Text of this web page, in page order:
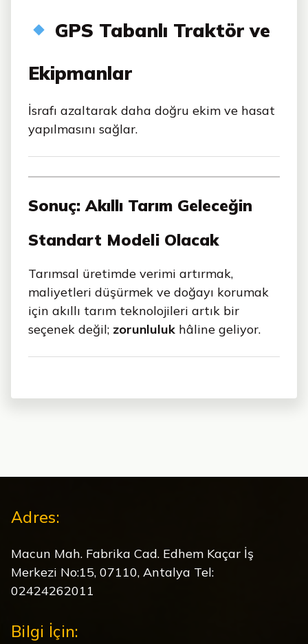
GPS Tabanlı Traktör ve
Ekipmanlar
İsrafı azaltarak daha doğru ekim ve hasat
yapılmasını sağlar.
Sonuç: Akıllı Tarım Geleceğin
Standart Modeli Olacak
Tarımsal üretimde verimi artırmak,
maliyetleri düşürmek ve doğayı korumak
için akıllı tarım teknolojileri artık bir
seçenek değil; zorunluluk hâline geliyor.
Adres:
Macun Mah. Fabrika Cad. Edhem Kaçar İş
Merkezi No:15, 07110, Antalya Tel:
02424262011
Bilgi İçin: